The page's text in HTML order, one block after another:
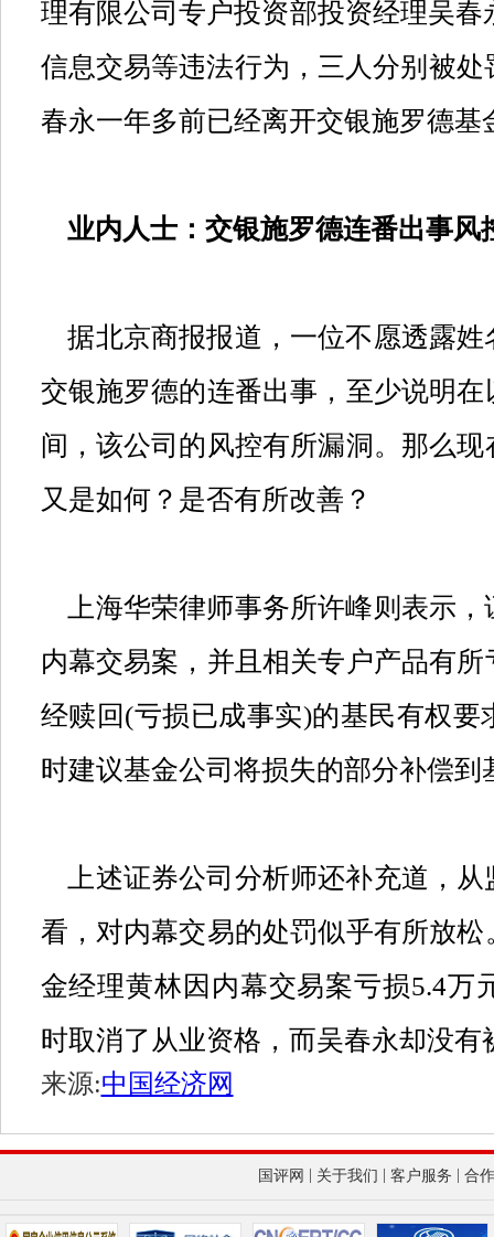
理有限公司专户投资部投资经理吴春
信息交易等违法行为，三人分别被处
春永一年多前已经离开交银施罗德基
业内人士：交银施罗德连番出事风
据北京商报报道，一位不愿透露
交银施罗德的连番出事，至少说明
间，该公司的风控有所漏洞。那么
又是如何？是否有所改善？
上海华荣律师事务所许峰则表示
内幕交易案，并且相关专户产品有
经赎回 (亏损已成事实)的基民有权要
时建议基金公司将损失的部分补偿到
上述证券公司分析师还补充道，
看，对内幕交易的处罚似乎有所放
金经理黄林因内幕交易案亏损5.4万
时取消了从业资格，而吴春永却没有
来源:中国经济网
国评网 关于我们 客户服务 合